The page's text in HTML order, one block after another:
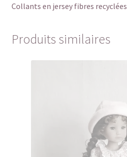
Collants en jersey fibres recyclées
Produits similaires